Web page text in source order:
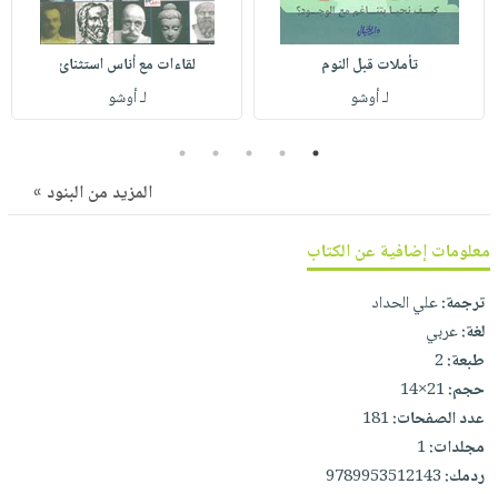
صابون
أطفال
فيديوهات
أسئلة
طرحها
وفرات
انشر
كتابك
تواصل
معنا
التسوق
نشرة
تأملات قبل النوم
لـ أوشو
لقاءات مع أناس استثنائ
لـ أوشو
1
2
3
4
5
المزيد من البنود »
معلومات إضافية عن الكتاب
ترجمة:علي الحداد
لغة:عربي
طبعة:2
حجم:21×14
عدد الصفحات:181
مجلدات:1
ردمك:9789953512143